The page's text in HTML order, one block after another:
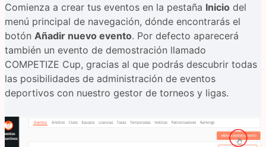
Comienza a crear tus eventos en la pestaña Iniciodel
menú principal de navegación, dónde encontrarás el
botón Añadir nuevo evento. Por defecto aparecerá
también un evento de demostración llamado
COMPETIZE Cup, gracias al que podrás descubrir todas
las posibilidades de administración de eventos
deportivos con nuestro gestor de torneos y ligas.